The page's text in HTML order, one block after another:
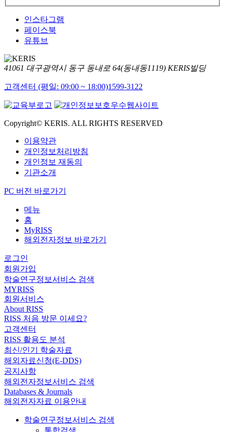
인스타그램
페이스북
유튜브
41061 대구광역시 동구 동내로 64(동내동1119) KERIS빌딩
고객센터 (평일: 09:00 ~ 18:00)1599-3122
Copyright© KERIS. ALL RIGHTS RESERVED
이용약관
개인정보처리방침
개인정보 재동의
기관소개
PC 버전 바로가기
메뉴
홈
MyRISS
해외전자정보 바로가기
로그인
회원가입
학술연구정보서비스 검색
MYRISS
회원서비스
About RISS
RISS 처음 방문 이세요?
고객센터
RISS 활용도 분석
최신/인기 학술자료
해외자료신청(E-DDS)
공지사항
해외전자정보서비스 검색
Databases & Journals
해외전자자료 이용안내
학술연구정보서비스 검색
통합검색